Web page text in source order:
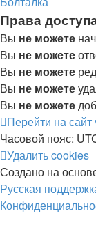
Права
Вы не можете
Вы не можете
Вы не можете
Вы не можете
Вы не можете
Перейти на сайт
Часовой пояс:
Удалить cookies
Создано на
Русская